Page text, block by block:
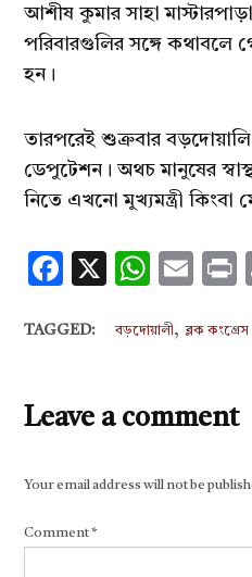
আশীষ কুমার সাহা
পরিবারগুলির সঙ্গে কথাবলে
হন।
তারপরেই শুক্রবার
ডেপুটেশন। অথচ মানুষের
নিতে এখনো মুখ্যমন্ত্রী কিংবা
Facebook
X
TAGGED: বড়দোয়ালী,ব্লক কংগ্রেস
Leave a comment
Your email address will not be
Comment*